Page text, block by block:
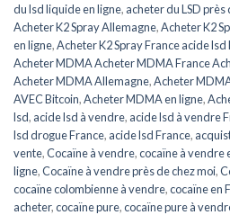
du lsd liquide en ligne, acheter du LSD près
Acheter K2 Spray Allemagne,Acheter K2
en ligne,Acheter K2 Spray France acide lsd
Acheter MDMA Acheter MDMA France
Acheter MDMA Allemagne,Acheter
AVEC Bitcoin,Acheter MDMA en ligne,
lsd, acide lsd à vendre, acide lsd à vendre
lsd drogue France, acide lsd France,
vente,Cocaïne à vendre,cocaïne à vendre
ligne,Cocaïne à vendre près de chez moi,
cocaïne colombienne à vendre,cocaïne en
acheter,cocaïne pure,cocaïne pure à